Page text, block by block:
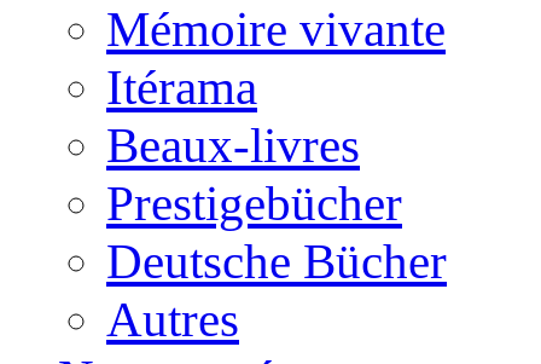
Mémoire vivante
Itérama
Beaux-livres
Prestigebücher
Deutsche Bücher
Autres